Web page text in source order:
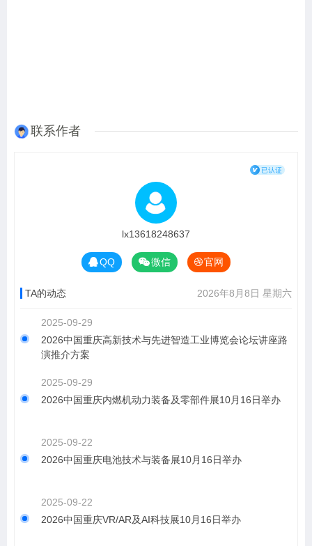
联系作者
lx13618248637
QQ 微信 官网
TA的动态 2026年8月8日 星期六
2025-09-29
2026中国重庆高新技术与先进智造工业博览会论坛讲座路
演推介方案
2025-09-29
2026中国重庆内燃机动力装备及零部件展10月16日举办
2025-09-22
2026中国重庆电池技术与装备展10月16日举办
2025-09-22
2026中国重庆VR/AR及AI科技展10月16日举办